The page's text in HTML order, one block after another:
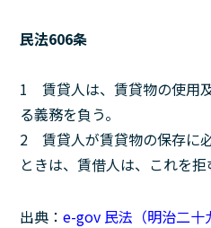
民法606条
1 賃貸人は、賃貸物の使用
る義務を負う。
2 賃貸人が賃貸物の保存に
ときは、賃借人は、これを拒
出典：e-gov 民法（明治二十